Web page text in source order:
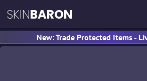
SKINBARON
New: Trade Protected Items -